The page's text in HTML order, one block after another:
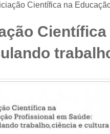
Científica na